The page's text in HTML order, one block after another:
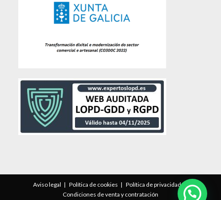
Aviso legal Política de cookies
Política de privacidad
Condiciones de venta y contratación